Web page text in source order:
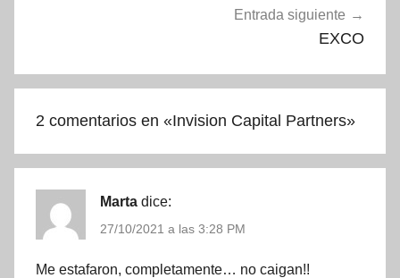
Entrada siguiente
EXCO
2 comentarios en «Invision Capital Partners»
Marta dice:
27/10/2021 a las 3:28 PM
Me estafaron, completamente… no caigan!!